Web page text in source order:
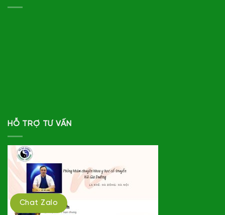
HỖ TRỢ TƯ VẤN
Chat Zalo